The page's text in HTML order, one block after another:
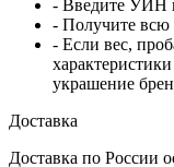
- Введите УИН
- Получите
- Если вес,
украшение
Доставка
Доставка по России